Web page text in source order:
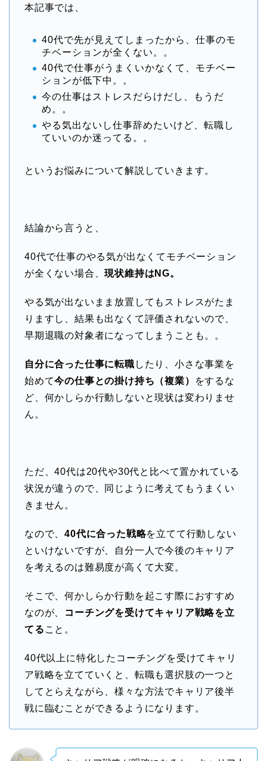
本記事では、
40代で先が見えてしまったから、仕事のモ
チベーションが全くない。。
40代で仕事がうまくいかなくて、モチベー
ションが低下中。。
今の仕事はストレスだらけだし、もうだ
め。。
やる気出ないし仕事辞めたいけど、転職し
ていいのか迷ってる。。
というお悩みについて解説していきます。
結論から言うと、
40代で仕事のやる気が出なくてモチベーション
が全くない場合、現状維持はNG。
やる気が出ないまま放置してもストレスがたま
りますし、結果も出なくて評価されないので、
早期退職の対象者になってしまうことも。。
自分に合った仕事に転職 したり、小さな事業を
始めて今の仕事との掛け持ち（複業）
をするな
ど、何かしらか行動しないと現状は変わりませ
ん。
ただ、40代は20代や30代と比べて置かれている
状況が違うので、同じように考えてもうまくい
きません。
なので、40代に合った戦略を立てて行動しない
といけないですが、自分一人で今後のキャリア
を考えるのは難易度が高くて大変。
そこで、何かしらか行動を起こす際におすすめ
なのが、
コーチングを受けてキャリア戦略を立
てる こと。
40代以上に特化したコーチングを受けてキャリ
ア戦略を立てていくと、転職も選択肢の一つと
してとらえながら、様々な方法でキャリア後半
戦に臨むことができるようになります。